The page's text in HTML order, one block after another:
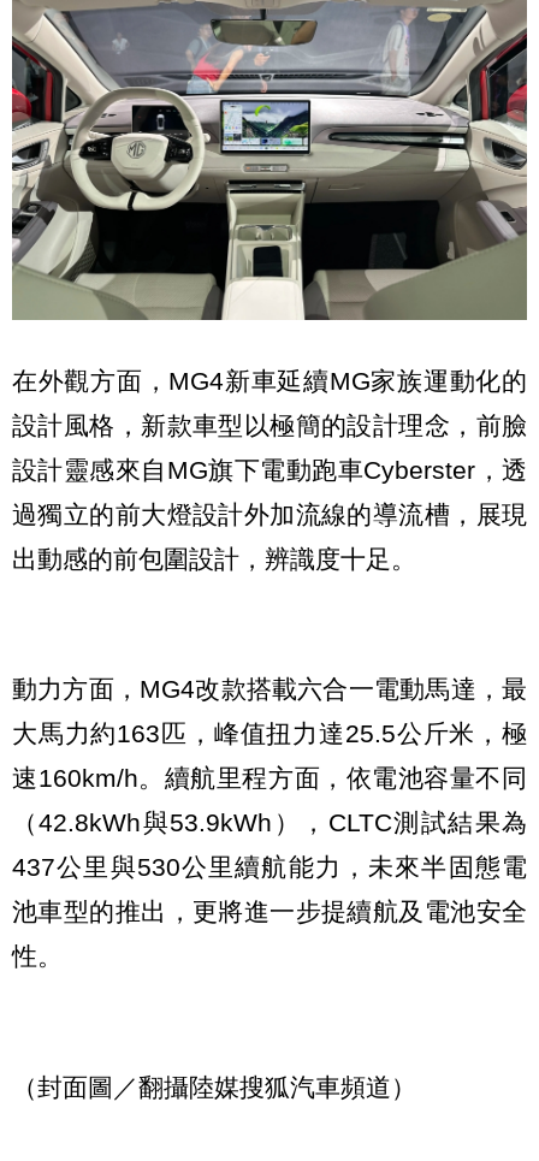
在外觀方面，MG4新車延續MG家族運動化的
設計風格，新款車型以極簡的設計理念，前臉
設計靈感來自MG旗下電動跑車Cyberster，透
過獨立的前大燈設計外加流線的導流槽，展現
出動感的前包圍設計，辨識度十足。
動力方面，MG4改款搭載六合一電動馬達，最
大馬力約163匹，峰值扭力達25.5公斤米，極
速160km/h。續航里程方面，依電池容量不同
（42.8kWh與53.9kWh），CLTC測試結果為
437公里與530公里續航能力，未來半固態電
池車型的推出，更將進一步提續航及電池安全
性。
（封面圖／翻攝陸媒搜狐汽車頻道）